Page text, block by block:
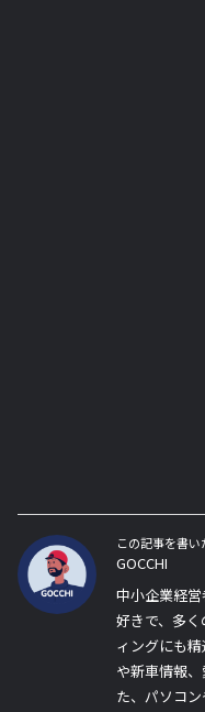
この記事を書い
GOCCHI
中小企業経
好きで、多
ィングにも
や新車情報
た、パソコン